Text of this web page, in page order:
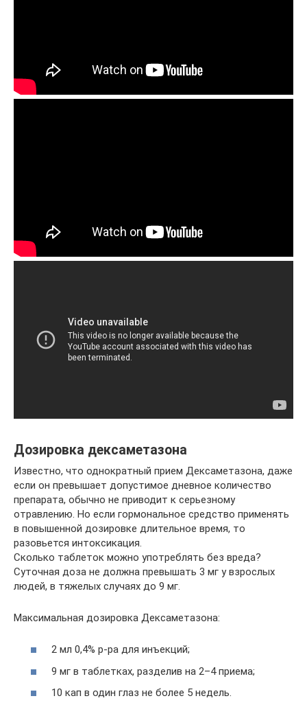
Дозировка дексаметазона
Известно, что однократный прием Дексаметазона, даже
если он превышает допустимое дневное количество
препарата, обычно не приводит к серьезному
отравлению. Но если гормональное средство применять
в повышенной дозировке длительное время, то
разовьется интоксикация.
Сколько таблеток можно употреблять без вреда?
Суточная доза не должна превышать 3 мг у взрослых
людей, в тяжелых случаях до 9 мг.
Максимальная дозировка Дексаметазона:
2 мл 0,4% р-ра для инъекций;
9 мг в таблетках, разделив на 2–4 приема;
10 кап в один глаз не более 5 недель.